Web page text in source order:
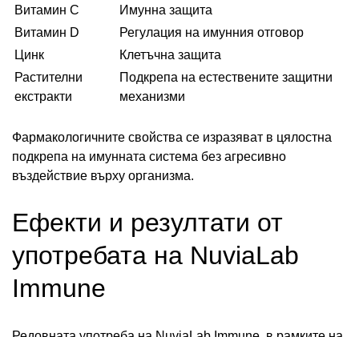
Витамин C
Имунна защита
Витамин D
Регулация на имунния отговор
Цинк
Клетъчна защита
Растителни
екстракти
Подкрепа на естествените защитни
механизми
Фармакологичните свойства се изразяват в цялостна
подкрепа на имунната система без агресивно
въздействие върху организма.
Ефекти и резултати от
употребата на NuviaLab
Immune